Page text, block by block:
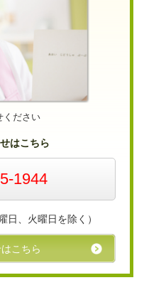
ください
はこちら
1944
日、火曜日を除く）
こちら